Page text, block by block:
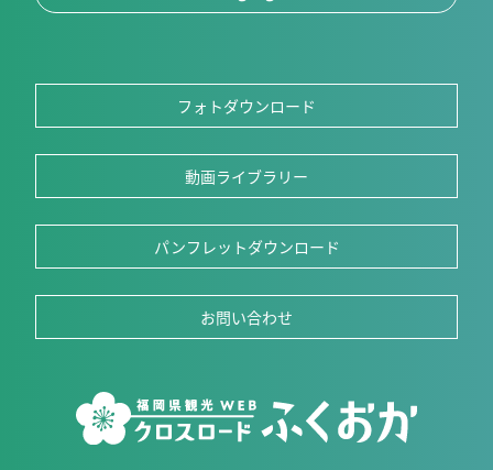
フォトダウンロード
動画ライブラリー
パンフレットダウンロード
お問い合わせ